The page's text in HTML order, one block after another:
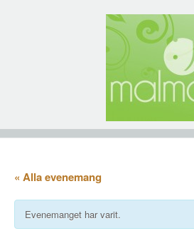
« Alla evenemang
Evenemanget har varit.